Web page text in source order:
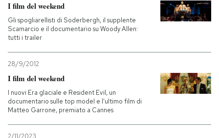
PODCAST
NEWSLETTER
I MIEI PREFERITI
SHOP
I film del weekend
Gli spogliarellisti di Soderbergh, il supplente
Scamarcio e il documentario su Woody Allen:
tutti i trailer
28/9/2012
I film del weekend
I nuovi Era glaciale e Resident Evil, un
documentario sulle top model e l'ultimo film di
Matteo Garrone, premiato a Cannes
2/11/2023